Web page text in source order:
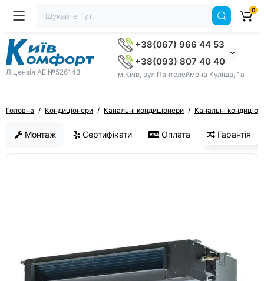
Ліцензія AE №526143
+38(067) 966 44 53
+38(093) 807 40 40
м.Київ, вул Пантелеймона Куліша, 1а
0
Головна Кондиціонери Канальні кондиціонери Канальні
Монтаж Сертифікати Оплата Гарантія